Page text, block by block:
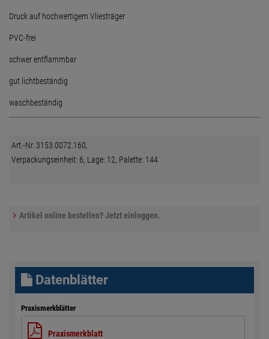
Druck auf hochwertigem Vliesträger
PVC-frei
schwer entflammbar
gut lichtbeständig
waschbeständig
Art.-Nr. 3153.0072.160,
Verpackungseinheit: 6, Lage: 12, Palette: 144
Artikel online bestellen? Jetzt einloggen.
Datenblätter
Praxismerkblätter
Praxismerkblatt